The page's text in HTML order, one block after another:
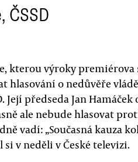
ČSSD
kterou výroky premiérova
hlasování o nedůvěře
Její předseda Jan
ale nebude hlasovat
vadí: „Současná kauza
si v neděli v České televizi.